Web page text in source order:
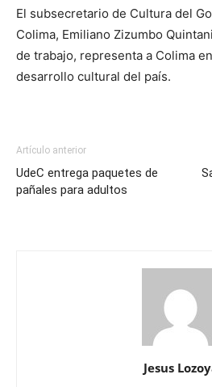
El subsecretario de Cultura del
Colima, Emiliano Zizumbo
de trabajo, representa a Colima
desarrollo cultural del país.
Artículo anterior
UdeC entrega paquetes de
pañales para adultos
Jesus